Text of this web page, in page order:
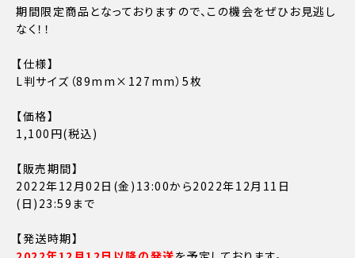
期間限定商品となっておりますので、この機会をぜひお見逃し
なく！！
【仕様】
L判サイズ（89mm×127mm）5枚
【価格】
1,100円(税込)
【販売期間】
2022年12月02日(金)13:00から2022年12月11日
(日)23:59まで
【発送時期】